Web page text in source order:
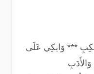
*** وَابكِي عَلَى
وَالأَدَبِ